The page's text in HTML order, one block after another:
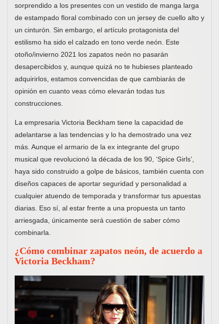
sorprendido a los presentes con un vestido de manga larga
de estampado floral combinado con un jersey de cuello alto y
un cinturón. Sin embargo, el artículo protagonista del
estilismo ha sido el calzado en tono verde neón. Este
otoño/invierno 2021 los zapatos neón no pasarán
desapercibidos y, aunque quizá no te hubieses planteado
adquirirlos, estamos convencidas de que cambiarás de
opinión en cuanto veas cómo elevarán todas tus
construcciones.
La empresaria Victoria Beckham tiene la capacidad de
adelantarse a las tendencias y lo ha demostrado una vez
más. Aunque el armario de la ex integrante del grupo
musical que revolucionó la década de los 90, ‘Spice Girls’,
haya sido construido a golpe de básicos, también cuenta con
diseños capaces de aportar seguridad y personalidad a
cualquier atuendo de temporada y transformar tus apuestas
diarias. Eso sí, al estar frente a una propuesta un tanto
arriesgada, únicamente será cuestión de saber cómo
combinarla.
¿Cómo combinar zapatos neón, de acuerdo a
Victoria Beckham?